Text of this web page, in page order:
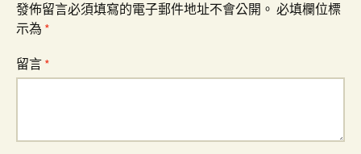
發佈留言必須填寫的電子郵件地址不會公開。 必填欄位標
示為 *
留言 *